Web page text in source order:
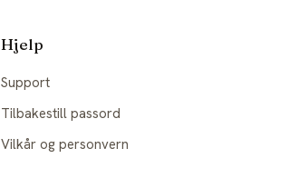
Hjelp
Support
Tilbakestill passord
Vilkår og personvern